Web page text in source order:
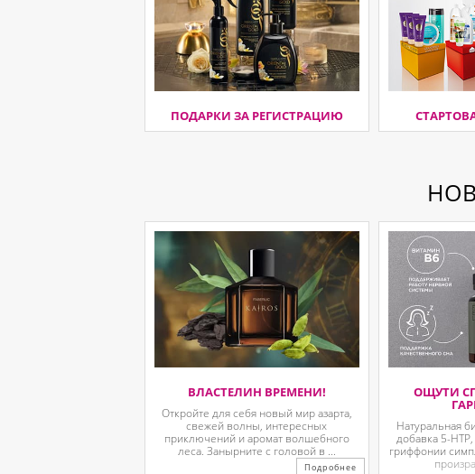
ПОДАРКИ ЗА РЕГИСТРАЦИЮ
ВЛАСТЕЛИН ВРЕМЕНИ!
Откройте для себя новый мир азарта,
свежей волны, интересных
приключений и аромат волшебного
леса. Занырните с головой в ...
Подробнее
ОЩУТИ
Натуральная
добавка 5-
гриффонии